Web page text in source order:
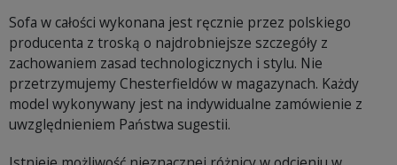
Sofa w całości wykonana jest ręcznie przez polskiego
producenta z troską o najdrobniejsze szczegóły z
zachowaniem zasad technologicznych i stylu. Nie
przetrzymujemy Chesterfieldów w magazynach. Każdy
model wykonywany jest na indywidualne zamówienie z
uwzględnieniem Państwa sugestii.